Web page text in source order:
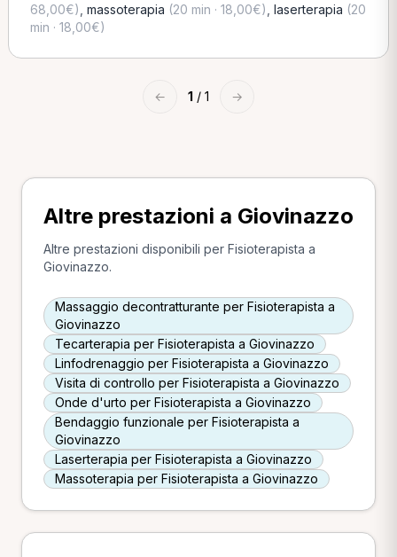
68,00€) massoterapia (20 min · 18,00€) laserterapia (20
min · 18,00€)
← 1 / 1 →
Altre prestazioni a Giovinazzo
Altre prestazioni disponibili per Fisioterapista a
Giovinazzo.
Massaggio decontratturante per Fisioterapista a
Giovinazzo
Tecarterapia per Fisioterapista a Giovinazzo
Linfodrenaggio per Fisioterapista a Giovinazzo
Visita di controllo per Fisioterapista a Giovinazzo
Onde d'urto per Fisioterapista a Giovinazzo
Bendaggio funzionale per Fisioterapista a
Giovinazzo
Laserterapia per Fisioterapista a Giovinazzo
Massoterapia per Fisioterapista a Giovinazzo